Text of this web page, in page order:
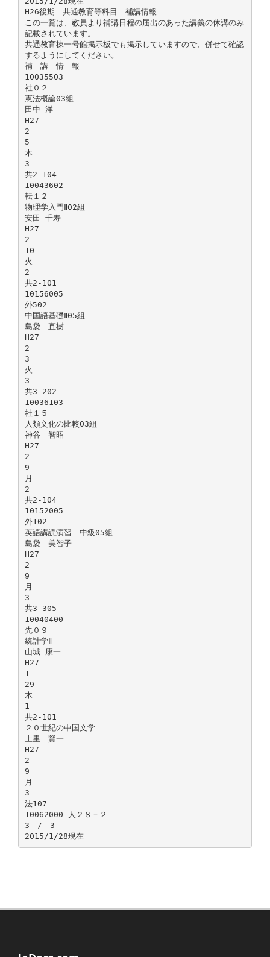
H26後期 共通教育等科目 補講情報
この一覧は、教員より補講日程の届出のあった講義の休講のみ
記載されています。
共通教育棟一号館掲示板でも掲示していますので、併せて確認
するようにしてください。
補 講 情 報
10035503
社０２
憲法概論03組
田中 洋
H27
2
5
木
3
共2-104
10043602
転１２
物理学入門Ⅱ02組
安田 千寿
H27
2
10
火
2
共2-101
10156005
外502
中国語基礎Ⅱ05組
島袋 直樹
H27
2
3
火
3
共3-202
10036103
社１５
人類文化の比較03組
神谷 智昭
H27
2
9
月
2
共2-104
10152005
外102
英語講読演習 中級05組
島袋 美智子
H27
2
9
月
3
共3-305
10040400
先０９
統計学Ⅱ
山城 康一
H27
1
29
木
1
共2-101
２０世紀の中国文学
上里 賢一
H27
2
9
月
3
法107
10062000 人２８－２
3 / 3
2015/1/28現在